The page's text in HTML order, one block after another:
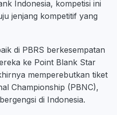
Indonesia, kompetisi ini
jenjang kompetitif yang
di PBRS berkesempatan
ke Point Blank Star
memperebutkan tiket
Championship (PBNC),
di Indonesia.